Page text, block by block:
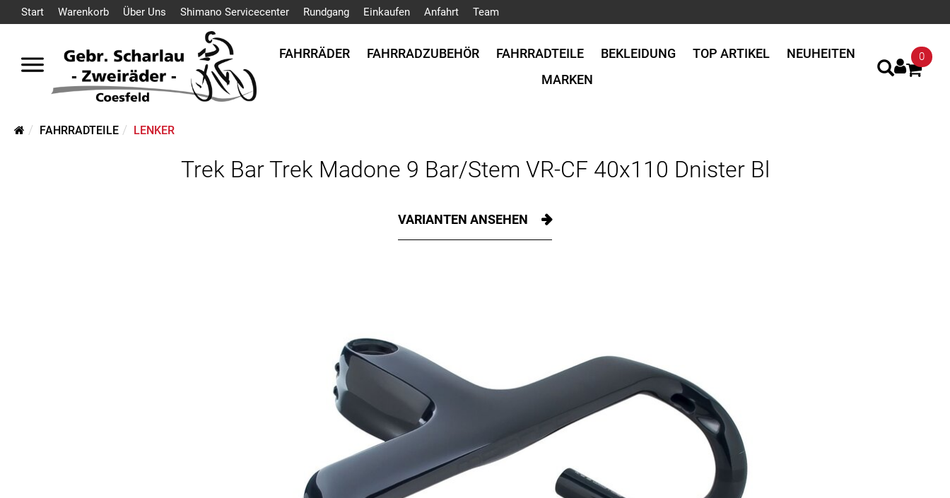
Start Warenkorb Über Uns Shimano Servicecenter Rundgang Einkaufen Anfahrt Team
FAHRRÄDER FAHRRADZUBEHÖR FAHRRADTEILE BEKLEIDUNG TOP ARTIKEL
NEUHEITEN
MARKEN
0
FAHRRADTEILE LENKER
Trek Bar Trek Madone 9 Bar/Stem VR-CF 40x110 Dnister Bl
VARIANTEN ANSEHEN